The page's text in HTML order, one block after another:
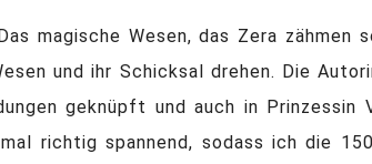
magische Wesen, das Zera
und ihr Schicksal drehen. Die
geknüpft und auch in Prinzessin
richtig spannend, sodass ich die